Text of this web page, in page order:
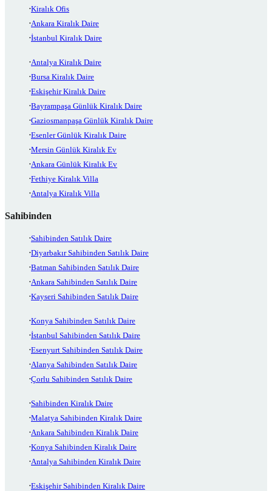
Kiralık Ofis
Ankara Kiralık Daire
İstanbul Kiralık Daire
Antalya Kiralık Daire
Bursa Kiralık Daire
Eskişehir Kiralık Daire
Bayrampaşa Günlük Kiralık Daire
Gaziosmanpaşa Günlük Kiralık Daire
Esenler Günlük Kiralık Daire
Mersin Günlük Kiralık Ev
Ankara Günlük Kiralık Ev
Fethiye Kiralık Villa
Antalya Kiralık Villa
Sahibinden
Sahibinden Satılık Daire
Diyarbakır Sahibinden Satılık Daire
Batman Sahibinden Satılık Daire
Ankara Sahibinden Satılık Daire
Kayseri Sahibinden Satılık Daire
Konya Sahibinden Satılık Daire
İstanbul Sahibinden Satılık Daire
Esenyurt Sahibinden Satılık Daire
Alanya Sahibinden Satılık Daire
Çorlu Sahibinden Satılık Daire
Sahibinden Kiralık Daire
Malatya Sahibinden Kiralık Daire
Ankara Sahibinden Kiralık Daire
Konya Sahibinden Kiralık Daire
Antalya Sahibinden Kiralık Daire
Eskişehir Sahibinden Kiralık Daire